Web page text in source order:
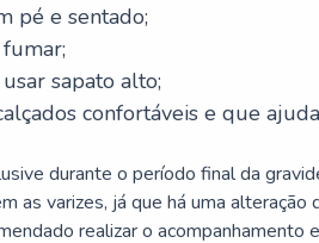
pé e sentado;
sapato alto;
confortáveis e que
durante o período final da
as varizes, já que há uma
realizar o